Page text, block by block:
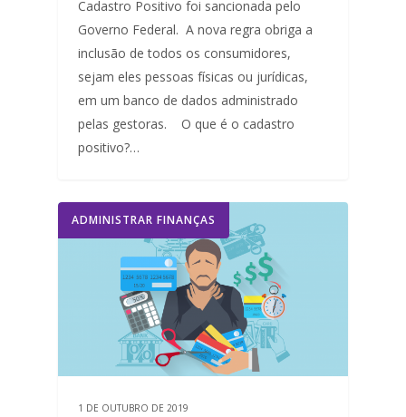
Cadastro Positivo foi sancionada pelo
Governo Federal. A nova regra obriga a
inclusão de todos os consumidores,
sejam eles pessoas físicas ou jurídicas,
em um banco de dados administrado
pelas gestoras. O que é o cadastro
positivo?…
ADMINISTRAR FINANÇAS
1 DE OUTUBRO DE 2019